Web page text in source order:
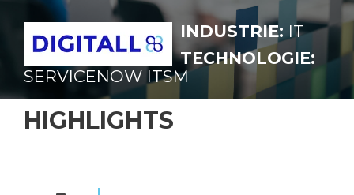
INDUSTRIE: IT
TECHNOLOGIE:
SERVICENOW ITSM
HIGHLIGHTS